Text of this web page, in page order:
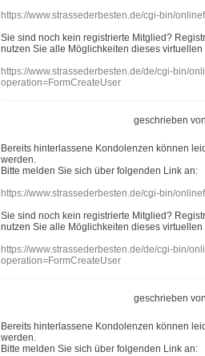
https://www.strassederbesten.de/cgi-bin/
Sie sind noch kein registrierte Mitglied?
nutzen Sie alle Möglichkeiten dieses virtuellen
https://www.strassederbesten.de/de/cgi-bin/
operation=FormCreateUser
geschrieben von
Bereits hinterlassene Kondolenzen können
werden.
Bitte melden Sie sich über folgenden Link an:
https://www.strassederbesten.de/cgi-bin/
Sie sind noch kein registrierte Mitglied?
nutzen Sie alle Möglichkeiten dieses virtuellen
https://www.strassederbesten.de/de/cgi-bin/
operation=FormCreateUser
geschrieben von
Bereits hinterlassene Kondolenzen können
werden.
Bitte melden Sie sich über folgenden Link an: